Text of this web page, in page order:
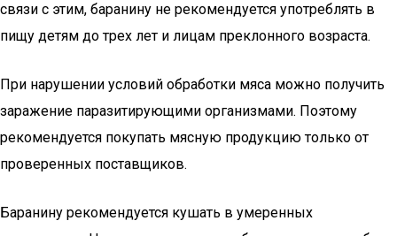
связи с этим, баранину не рекомендуется употреблять в
пищу детям до трех лет и лицам преклонного возраста.
При нарушении условий обработки мяса можно получить
заражение паразитирующими организмами. Поэтому
рекомендуется покупать мясную продукцию только от
проверенных поставщиков.
Баранину рекомендуется кушать в умеренных